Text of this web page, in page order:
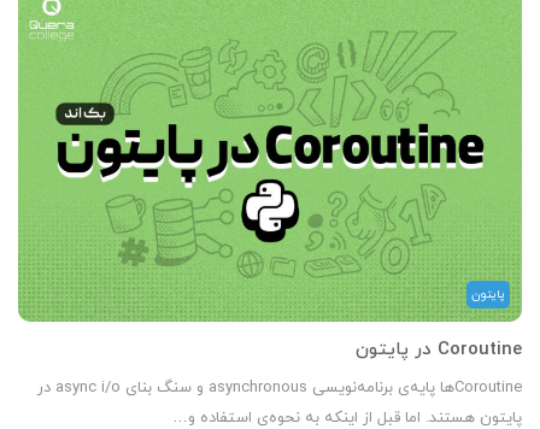
پایتون
Coroutine در پایتون
Coroutineها پایه‌ی برنامه‌نویسی asynchronous و سنگ بنای async i/o در
پایتون هستند. اما قبل از اینکه به نحوه‌ی استفاده و…